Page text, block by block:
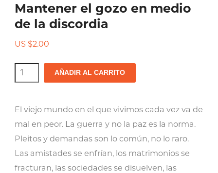
Mantener el gozo en medio
de la discordia
US $2.00
Mantener
el
de
la
AÑADIR AL CARRITO
El viejo mundo en el que vivimos cada vez va de
mal en peor. La guerra y no la paz es la norma.
Pleitos y demandas son lo común, no lo raro.
Las amistades se enfrían, los matrimonios se
fracturan, las sociedades se disuelven, las